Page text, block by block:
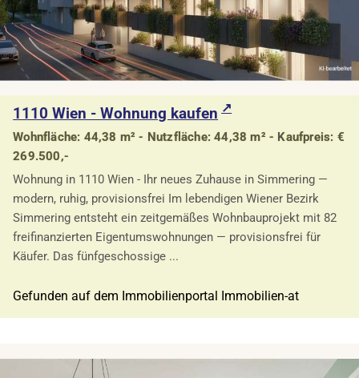
1110 Wien - Wohnung kaufen
Wohnfläche: 44,38 m² - Nutzfläche: 44,38 m² - Kaufpreis: €
269.500,-
Wohnung in 1110 Wien - Ihr neues Zuhause in Simmering —
modern, ruhig, provisionsfrei Im lebendigen Wiener Bezirk
Simmering entsteht ein zeitgemäßes Wohnbauprojekt mit 82
freifinanzierten Eigentumswohnungen — provisionsfrei für
Käufer. Das fünfgeschossige ...
Gefunden auf dem Immobilienportal Immobilien-at